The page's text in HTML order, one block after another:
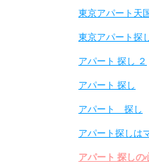
東京アパート天
東京アパート探
アパート 探し ２
アパート 探し
アパート 探し
アパート探しは
アパート 探しの